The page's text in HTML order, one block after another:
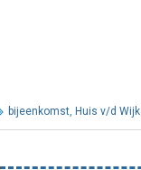
bijeenkomst, Huis v/d Wijk